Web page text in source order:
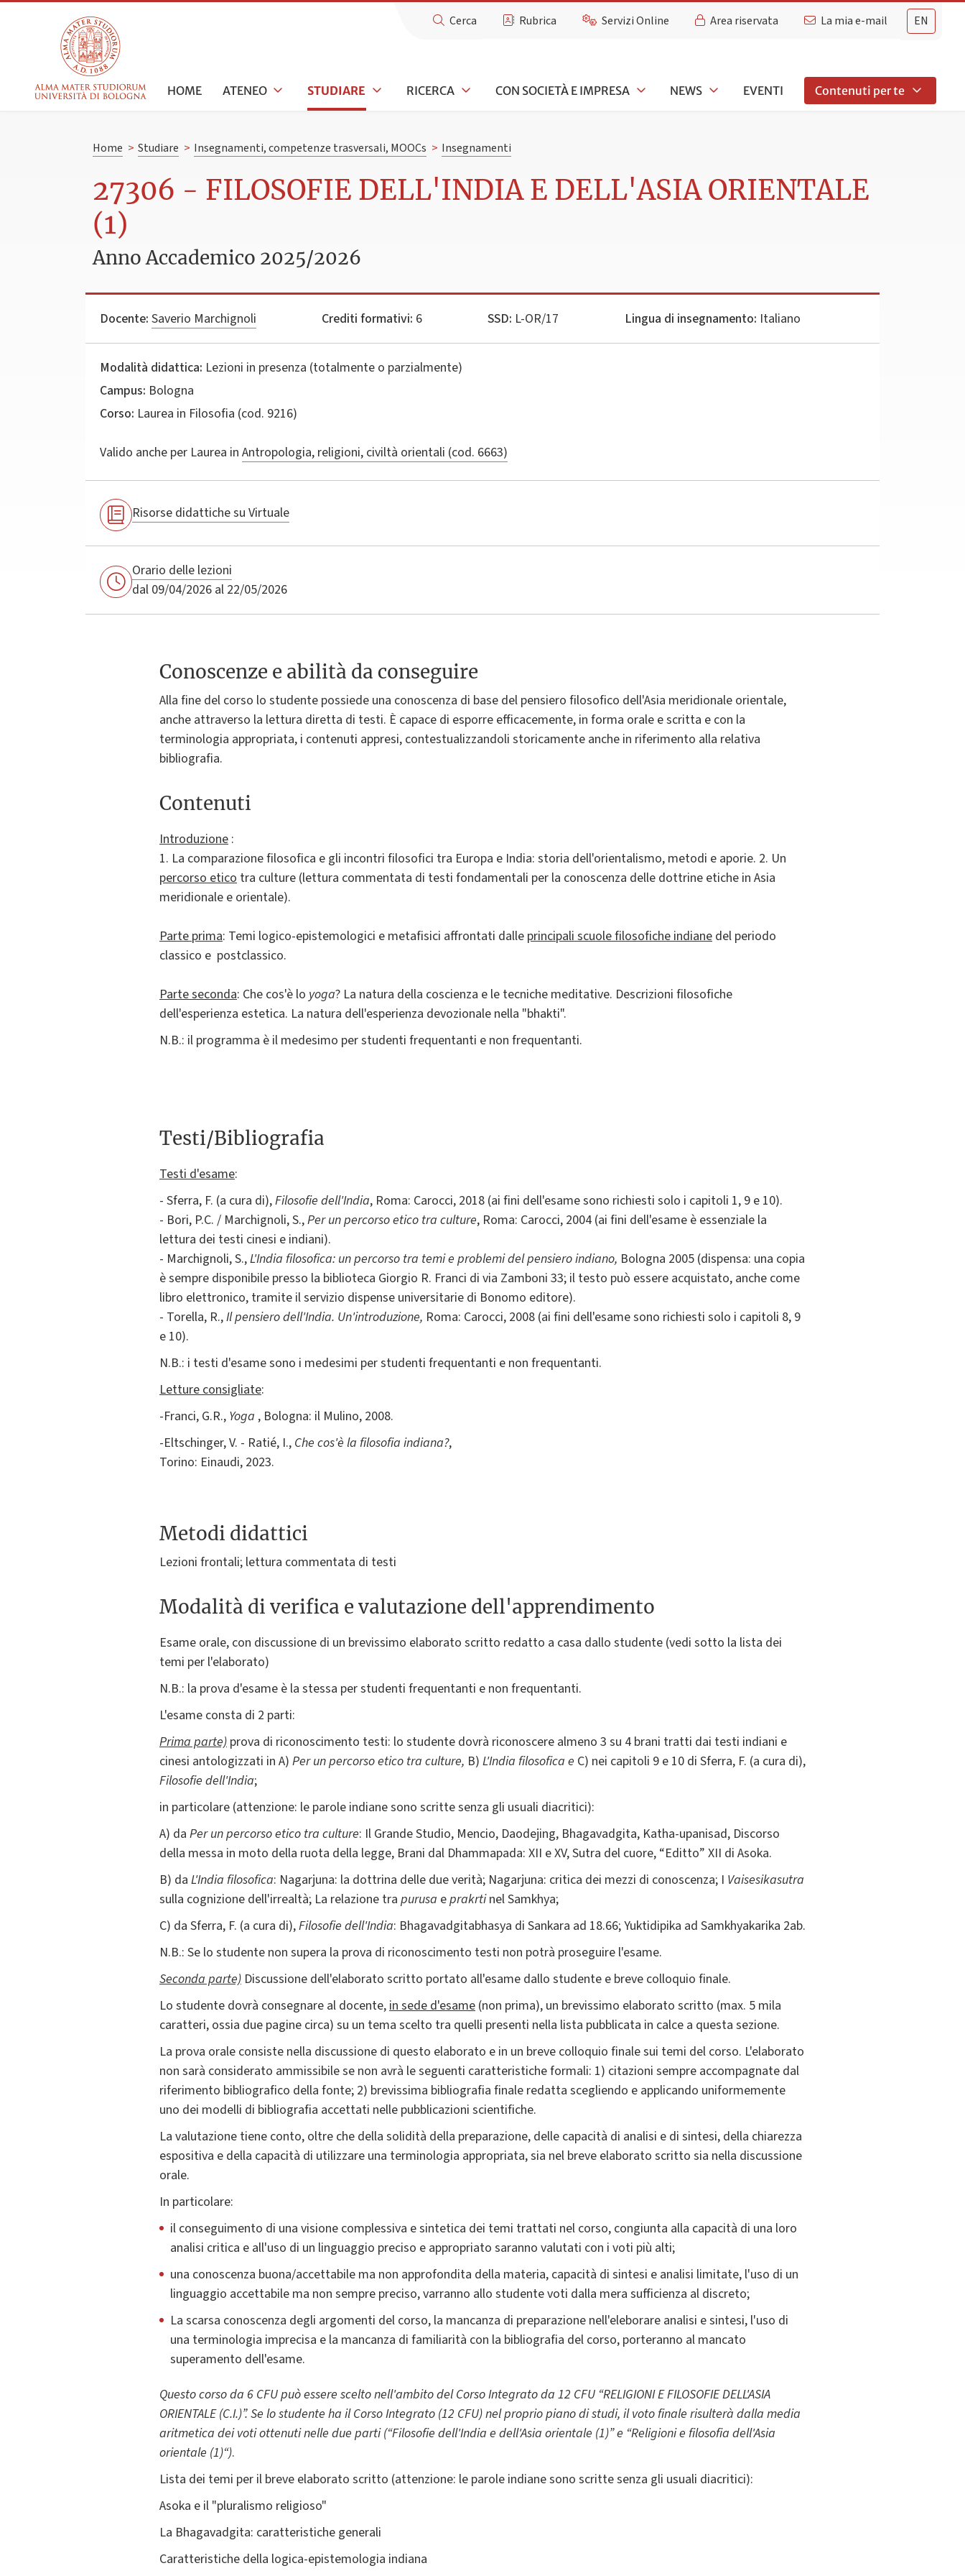
EN
Cerca Rubrica Servizi Online Area riservata La mia e-mail
HOME ATENEO STUDIARE RICERCA CON SOCIETÀ E IMPRESA NEWS EVENTI Contenuti per te
Home > Studiare > Insegnamenti, competenze trasversali, MOOCs > Insegnamenti
27306 - FILOSOFIE DELL'INDIA E DELL'ASIA ORIENTALE
(1)
Anno Accademico 2025/2026
Docente: Saverio Marchignoli Crediti formativi: 6 SSD: L-OR/17 Lingua di insegnamento: Italiano
Modalità didattica: Lezioni in presenza (totalmente o parzialmente)
Campus: Bologna
Corso: Laurea in Filosofia (cod. 9216)
Valido anche per Laurea in Antropologia, religioni, civiltà orientali (cod. 6663)
Risorse didattiche su Virtuale
Orario delle lezioni
dal 09/04/2026 al 22/05/2026
Conoscenze e abilità da conseguire
Alla fine del corso lo studente possiede una conoscenza di base del pensiero filosofico dell'Asia meridionale orientale,
anche attraverso la lettura diretta di testi. È capace di esporre efficacemente, in forma orale e scritta e con la
terminologia appropriata, i contenuti appresi, contestualizzandoli storicamente anche in riferimento alla relativa
bibliografia.
Contenuti
Introduzione :
1. La comparazione filosofica e gli incontri filosofici tra Europa e India: storia dell'orientalismo, metodi e aporie. 2. Un
percorso etico tra culture (lettura commentata di testi fondamentali per la conoscenza delle dottrine etiche in Asia
meridionale e orientale).
Parte prima: Temi logico-epistemologici e metafisici affrontati dalle principali scuole filosofiche indiane del periodo
classico e postclassico.
Parte seconda: Che cos'è lo yoga? La natura della coscienza e le tecniche meditative. Descrizioni filosofiche
dell'esperienza estetica. La natura dell'esperienza devozionale nella "bhakti".
N.B.: il programma è il medesimo per studenti frequentanti e non frequentanti.
Testi/Bibliografia
Testi d'esame:
- Sferra, F. (a cura di),Filosofie dell'India, Roma: Carocci, 2018 (ai fini dell'esame sono richiesti solo i capitoli 1, 9 e 10).
- Bori, P.C. / Marchignoli, S.,Per un percorso etico tra culture, Roma: Carocci, 2004 (ai fini dell'esame è essenziale la
lettura dei testi cinesi e indiani).
- Marchignoli, S.,L'India filosofica: un percorso tra temi e problemi del pensiero indiano, Bologna 2005 (dispensa: una copia
è sempre disponibile presso la biblioteca Giorgio R. Franci di via Zamboni 33; il testo può essere acquistato, anche come
libro elettronico, tramite il servizio dispense universitarie di Bonomo editore).
- Torella, R.,Il pensiero dell'India. Un'introduzione, Roma: Carocci, 2008 (ai fini dell'esame sono richiesti solo i capitoli 8, 9
e 10).
N.B.: i testi d'esame sono i medesimi per studenti frequentanti e non frequentanti.
Letture consigliate:
-Franci, G.R., Yoga , Bologna: il Mulino, 2008.
-Eltschinger, V. - Ratié, I., Che cos'è la filosofia indiana?,
Torino: Einaudi, 2023.
Metodi didattici
Lezioni frontali; lettura commentata di testi
Modalità di verifica e valutazione dell'apprendimento
Esame orale, con discussione di un brevissimo elaborato scritto redatto a casa dallo studente (vedi sotto la lista dei
temi per l'elaborato)
N.B.: la prova d'esame è la stessa per studenti frequentanti e non frequentanti.
L'esame consta di 2 parti:
Prima parte) prova di riconoscimento testi: lo studente dovrà riconoscere almeno 3 su 4 brani tratti dai testi indiani e
cinesi antologizzati in A) Per un percorso etico tra culture, B) L'India filosofica e C) nei capitoli 9 e 10 di Sferra, F. (a cura di),
Filosofie dell'India;
in particolare (attenzione: le parole indiane sono scritte senza gli usuali diacritici):
A) da Per un percorso etico tra culture: Il Grande Studio, Mencio, Daodejing, Bhagavadgita, Katha-upanisad, Discorso
della messa in moto della ruota della legge, Brani dal Dhammapada: XII e XV, Sutra del cuore, “Editto” XII di Asoka.
B) da L'India filosofica: Nagarjuna: la dottrina delle due verità; Nagarjuna: critica dei mezzi di conoscenza; I Vaisesikasutra
sulla cognizione dell'irrealtà; La relazione tra purusa eprakrtinel Samkhya;
C) da Sferra, F. (a cura di),Filosofie dell'India: Bhagavadgitabhasya di Sankara ad 18.66; Yuktidipika ad Samkhyakarika 2ab.
N.B.: Se lo studente non supera la prova di riconoscimento testi non potrà proseguire l'esame.
Seconda parte) Discussione dell'elaborato scritto portato all'esame dallo studente e breve colloquio finale.
Lo studente dovrà consegnare al docente,in sede d'esame (non prima), un brevissimo elaborato scritto (max. 5 mila
caratteri, ossia due pagine circa) su un tema scelto tra quelli presenti nella lista pubblicata in calce a questa sezione.
La prova orale consiste nella discussione di questo elaborato e in un breve colloquio finale sui temi del corso. L'elaborato
non sarà considerato ammissibile se non avrà le seguenti caratteristiche formali: 1) citazioni sempre accompagnate dal
riferimento bibliografico della fonte; 2) brevissima bibliografia finale redatta scegliendo e applicando uniformemente
uno dei modelli di bibliografia accettati nelle pubblicazioni scientifiche.
La valutazione tiene conto, oltre che della solidità della preparazione, delle capacità di analisi e di sintesi, della chiarezza
espositiva e della capacità di utilizzare una terminologia appropriata, sia nel breve elaborato scritto sia nella discussione
orale.
In particolare:
il conseguimento di una visione complessiva e sintetica dei temi trattati nel corso, congiunta alla capacità di una loro
analisi critica e all'uso di un linguaggio preciso e appropriato saranno valutati con i voti più alti;
una conoscenza buona/accettabile ma non approfondita della materia, capacità di sintesi e analisi limitate, l'uso di un
linguaggio accettabile ma non sempre preciso, varranno allo studente voti dalla mera sufficienza al discreto;
La scarsa conoscenza degli argomenti del corso, la mancanza di preparazione nell'eleborare analisi e sintesi, l'uso di
una terminologia imprecisa e la mancanza di familiarità con la bibliografia del corso, porteranno al mancato
superamento dell'esame.
Questo corso da 6 CFU può essere scelto nell'ambito del Corso Integrato da 12 CFU “RELIGIONI E FILOSOFIE DELL'ASIA
ORIENTALE (C.I.)”. Se lo studente ha il Corso Integrato (12 CFU) nel proprio piano di studi, il voto finale risulterà dalla media
aritmetica dei voti ottenuti nelle due parti (“Filosofie dell'India e dell'Asia orientale (1)” e “Religioni e filosofia dell'Asia
orientale (1)“).
Lista dei temi per il breve elaborato scritto (attenzione: le parole indiane sono scritte senza gli usuali diacritici):
Asoka e il "pluralismo religioso"
La Bhagavadgita: caratteristiche generali
Caratteristiche della logica-epistemologia indiana